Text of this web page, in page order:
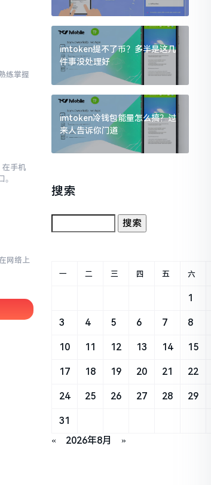
练掌握
在手机
网络上
imtoken提不了币？多半是这几
件事没处理好
imtoken冷钱包能量怎么搞？过
来人告诉你门道
搜索
« 2026年8月 »
一 二 三 四 五 六
1
3 4 5 6 7 8
10 11 12 13 14 15
17 18 19 20 21 22
24 25 26 27 28 29
31